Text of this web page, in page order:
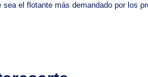
el flotante más demandado por los